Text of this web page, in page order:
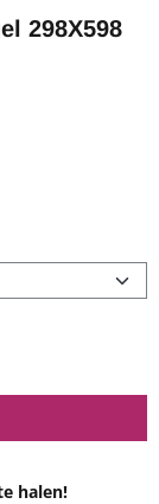
298X598
halen!